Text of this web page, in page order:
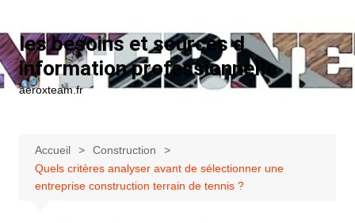
les besoins et sources d
information professionnelle
aeroxteam.fr
Accueil
Construction
Quels critères analyser avant de sélectionner une
entreprise construction terrain de tennis ?